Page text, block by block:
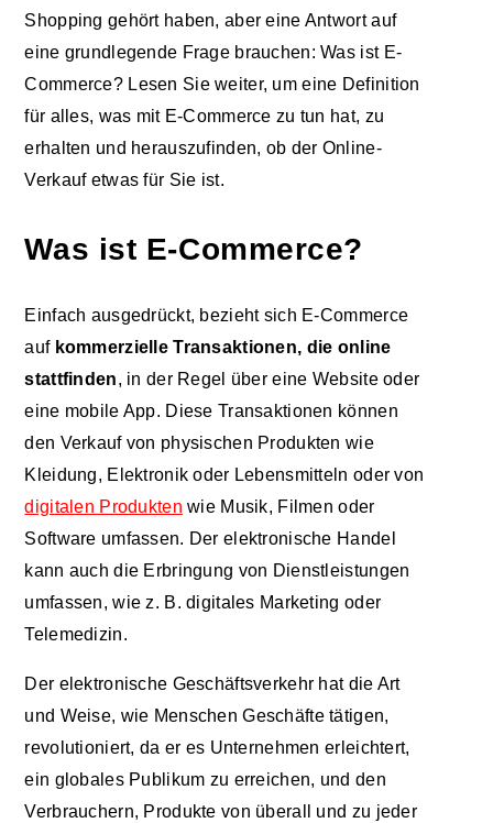
Shopping gehört haben, aber eine Antwort auf
eine grundlegende Frage brauchen: Was ist E-
Commerce? Lesen Sie weiter, um eine Definition
für alles, was mit E-Commerce zu tun hat, zu
erhalten und herauszufinden, ob der Online-
Verkauf etwas für Sie ist.
Was ist E-Commerce?
Einfach ausgedrückt, bezieht sich E-Commerce
auf kommerzielle Transaktionen, die online
stattfinden, in der Regel über eine Website oder
eine mobile App. Diese Transaktionen können
den Verkauf von physischen Produkten wie
Kleidung, Elektronik oder Lebensmitteln oder von
digitalen Produkten wie Musik, Filmen oder
Software umfassen. Der elektronische Handel
kann auch die Erbringung von Dienstleistungen
umfassen, wie z. B. digitales Marketing oder
Telemedizin.
Der elektronische Geschäftsverkehr hat die Art
und Weise, wie Menschen Geschäfte tätigen,
revolutioniert, da er es Unternehmen erleichtert,
ein globales Publikum zu erreichen, und den
Verbrauchern, Produkte von überall und zu jeder